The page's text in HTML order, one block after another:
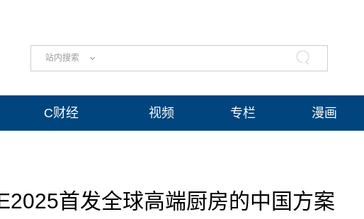
站内搜索
C财经 视频 专栏 漫画
首发全球高端厨房的中国方案